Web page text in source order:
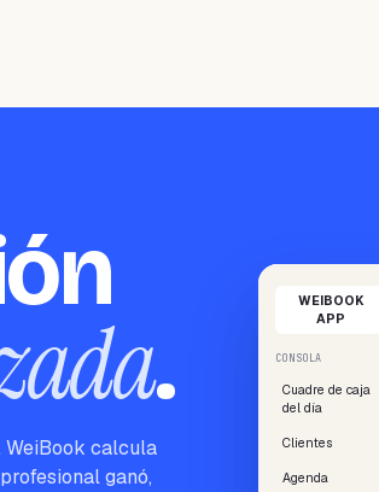
.
WeiBook calcula
ganó,
WEIBOOK
APP
CONSOLA
Cuadre de caja
del día
Clientes
Agenda